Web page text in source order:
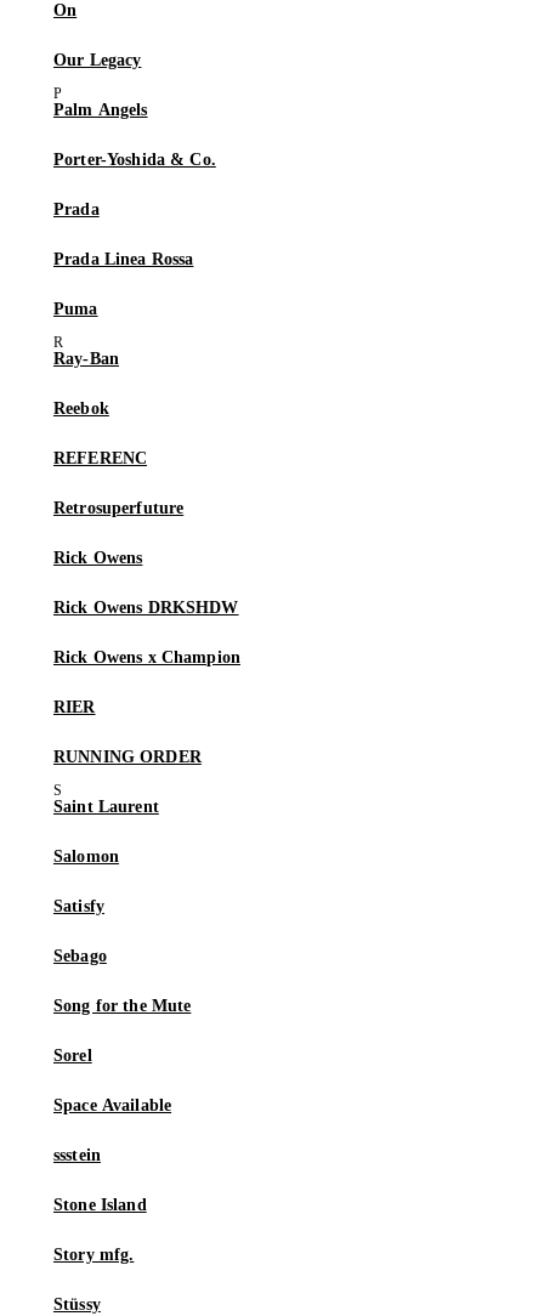
On
Our Legacy
Palm Angels
Porter-Yoshida & Co.
Prada
Prada Linea Rossa
Puma
Ray-Ban
Reebok
REFERENC
Retrosuperfuture
Rick Owens
Rick Owens DRKSHDW
Rick Owens x Champion
RIER
RUNNING ORDER
Saint Laurent
Salomon
Satisfy
Sebago
Song for the Mute
Sorel
Space Available
ssstein
Stone Island
Story mfg.
Stüssy